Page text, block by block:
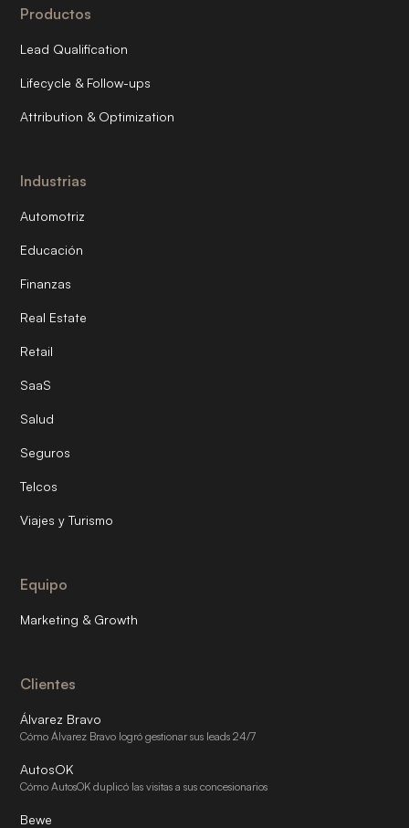
Productos
Lead Qualification
Lifecycle & Follow-ups
Attribution & Optimization
Industrias
Automotriz
Educación
Finanzas
Real Estate
Retail
SaaS
Salud
Seguros
Telcos
Viajes y Turismo
Equipo
Marketing & Growth
Clientes
Álvarez Bravo
Cómo Álvarez Bravo logró gestionar sus leads 24/7
AutosOK
Cómo AutosOK duplicó las visitas a sus concesionarios
Bewe